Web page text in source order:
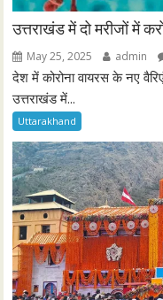
उत्तराखंड में दो मरीजों में
May 25, 2025 admin
देश में कोरोना वायरस के नए
उत्तराखंड में...
Uttarakhand